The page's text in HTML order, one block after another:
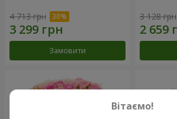
4 713 грн
Замовити
3 128 грн
Вітаємо!